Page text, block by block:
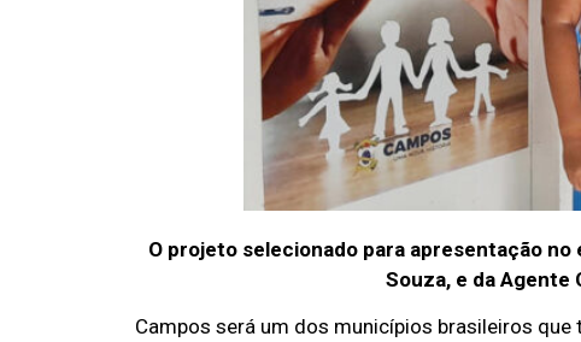
O projeto selecionado para apresentação
Souza, e da Agente
Campos será um dos municípios brasileiros